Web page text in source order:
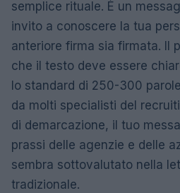
semplice rituale. È un
invito a conoscere la tua
anteriore firma sia firmata. Il
che il testo deve essere
lo standard di 250-300
da molti specialisti del
di demarcazione, il tuo
prassi delle agenzie e delle
sembra sottovalutato nella
tradizionale.